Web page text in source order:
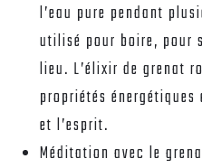
l’eau pure pendant
utilisé pour boire, pour
lieu. L’élixir de grenat
propriétés
et l’esprit.
Méditation avec le